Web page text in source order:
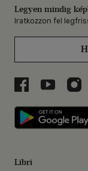
Legyen mindig
Iratkozzon fel
Libri aLibri a
Libri